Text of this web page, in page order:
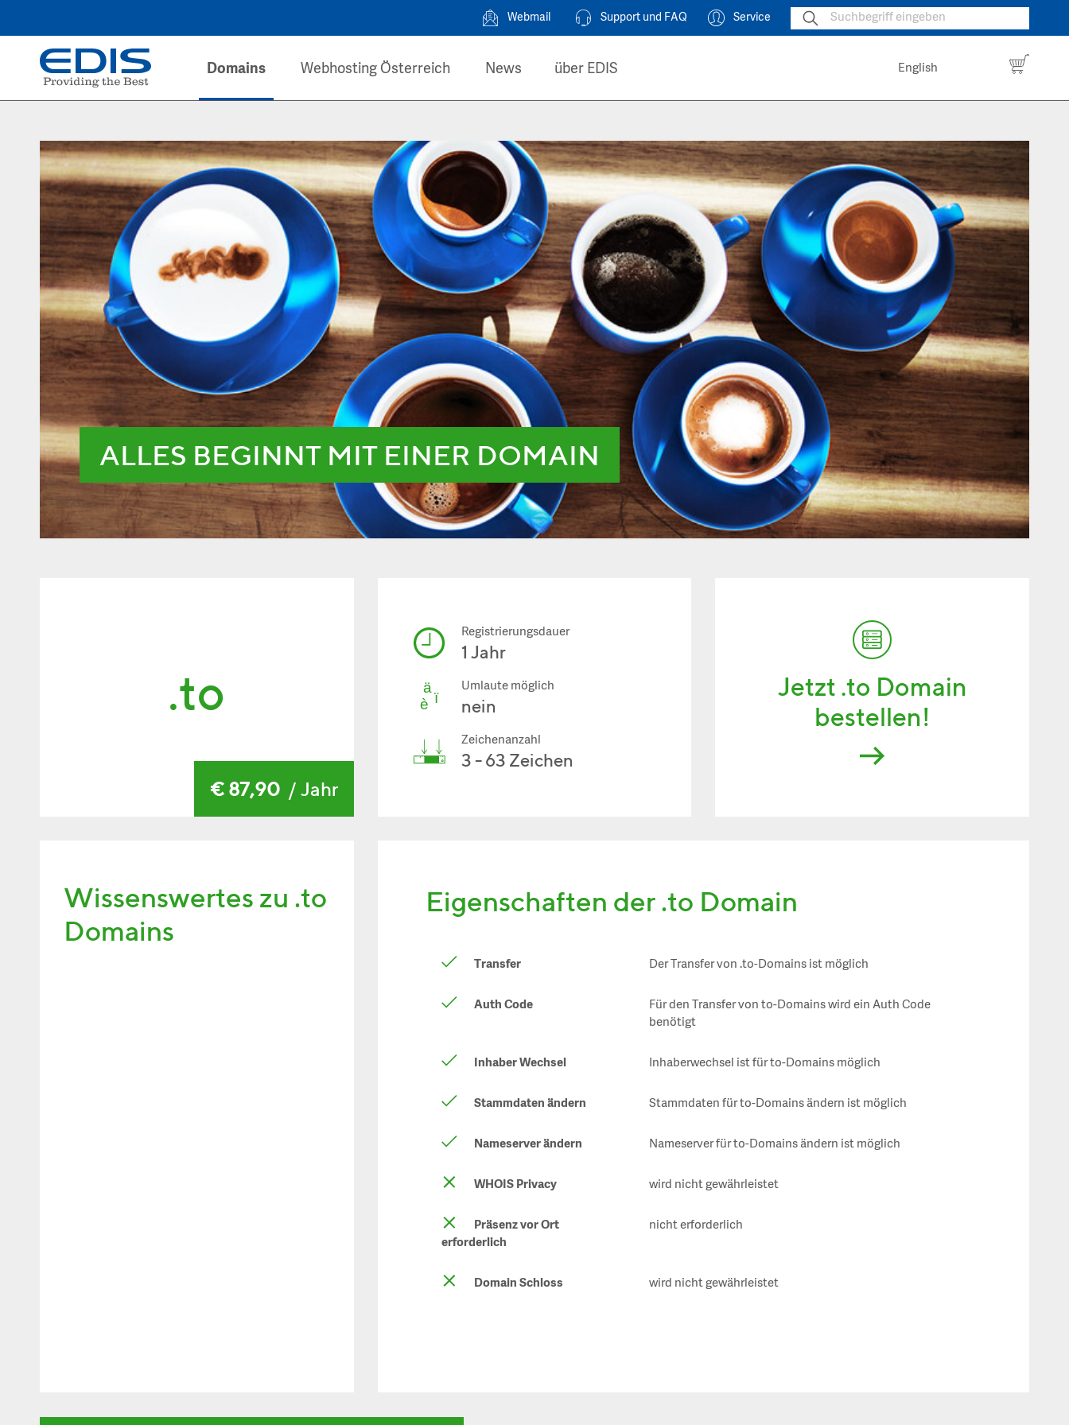
Webmail Support und FAQ Service
Domains Webhosting Österreich News über EDIS English
ALLES BEGINNT MIT EINER DOMAIN
.to
€ 87,90/ Jahr
Registrierungsdauer
1 Jahr
Umlaute möglich
nein
Zeichenanzahl
3 - 63 Zeichen
Jetzt .to Domain
bestellen!
Wissenswertes zu .to
Domains
Eigenschaften der .to Domain
Transfer Der Transfer von .to-Domains ist möglich
Auth Code
Für den Transfer von to-Domains wird ein Auth Code
benötigt
Inhaber Wechsel Inhaberwechsel ist für to-Domains möglich
Stammdaten ändern Stammdaten für to-Domains ändern ist möglich
Nameserver ändern Nameserver für to-Domains ändern ist möglich
WHOIS Privacy wird nicht gewährleistet
Präsenz vor Ort
erforderlich
nicht erforderlich
Domain Schloss wird nicht gewährleistet